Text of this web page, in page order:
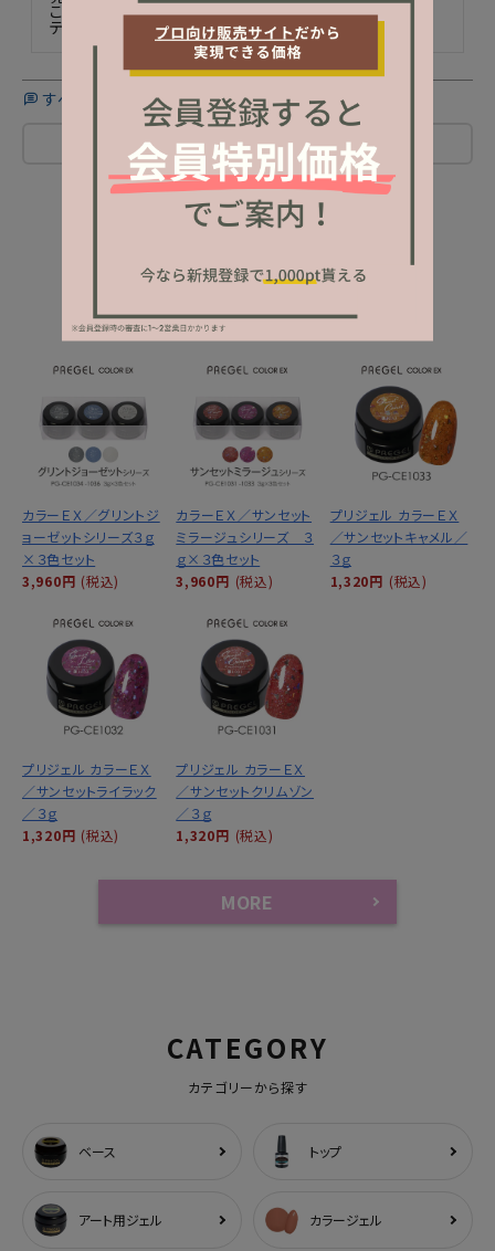
これ1択です！
テクスチャーもいい
すべてのレビューを見る
レビューを書く
NEW ITEM
カラーＥＸ／グリントジ
ョーゼットシリーズ３ｇ
×３色セット
3,960円 (税込)
カラーＥＸ／サンセット
ミラージュシリーズ ３
ｇ×３色セット
3,960円 (税込)
プリジェル カラーＥＸ
／サンセットキャメル／
３ｇ
1,320円 (税込)
プリジェル カラーＥＸ
／サンセットライラック
／３ｇ
1,320円 (税込)
プリジェル カラーＥＸ
／サンセットクリムゾン
／３ｇ
1,320円 (税込)
MORE
CATEGORY
カテゴリーから探す
ベース トップ
アート用ジェル カラージェル